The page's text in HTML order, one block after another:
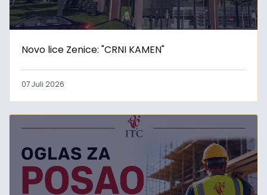
Novo lice Zenice: "CRNI KAMEN"
07 Juli 2026